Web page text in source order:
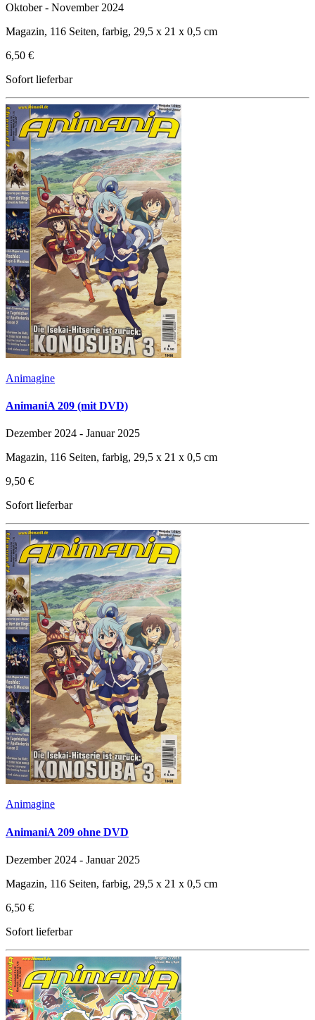
Oktober - November 2024
Magazin, 116 Seiten, farbig, 29,5 x 21 x 0,5 cm
6,50 €
Sofort lieferbar
Animagine
AnimaniA 209 (mit DVD)
Dezember 2024 - Januar 2025
Magazin, 116 Seiten, farbig, 29,5 x 21 x 0,5 cm
9,50 €
Sofort lieferbar
Animagine
AnimaniA 209 ohne DVD
Dezember 2024 - Januar 2025
Magazin, 116 Seiten, farbig, 29,5 x 21 x 0,5 cm
6,50 €
Sofort lieferbar